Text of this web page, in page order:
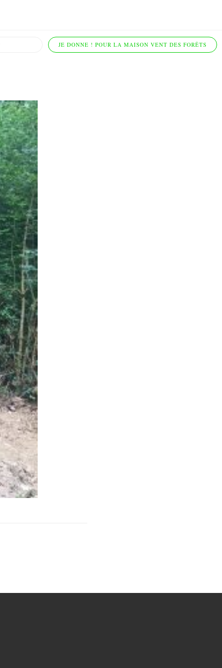
JE DONNE ! POUR LA MAISON VENT DES FORÊTS